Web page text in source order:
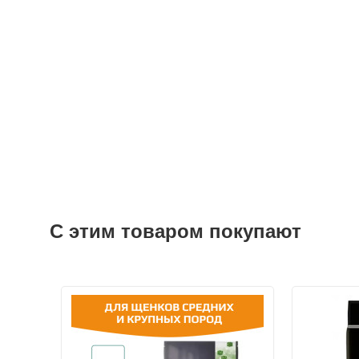
С этим товаром покупают